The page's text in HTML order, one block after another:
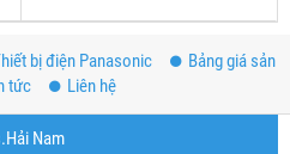
bị điện Panasonic
Bảng giá sản
tức Liên hệ
Nam